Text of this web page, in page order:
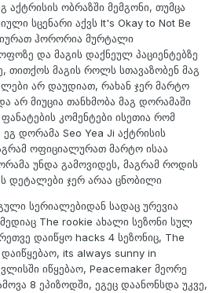
აქტრისის ობრაზში მემგონი, თუმცა
სცენარი აქვს It's Okay to Not Be
ჰორორია მურტალი
და მაგის დაქნეულ პაციენტებზე
მაგის როლს სთავაზობენ მაგ
არ დაუდიათ, რახან ჯერ მარტო
არ მიუცია თანხმობა მაგ დორამაში
კომენტები ისეთია რომ
დორამა Seo Yea Ji აქტრისის
ოფიციალურათ მარტო ისაა
უნდა გამოვიდეს, მაგრამ როდის
დეტალები ჯერ არაა ცნობილი
სერიალებიდან სადაც ურევია
The rookie ახალი სეზონი სულ
დაიწყო hacks 4 სეზონიც, The
its always sunny in
იწყებაო, Peacemaker მეორე
8 ეპიზოდში, ეგეც დაანონსდა უკვე,